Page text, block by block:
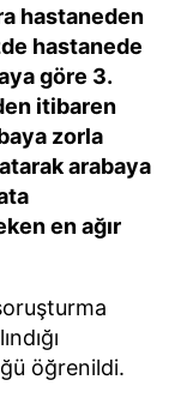
hastaneden
hastanede
göre 3.
itibaren
zorla
arabaya
en ağır
öğrenildi.